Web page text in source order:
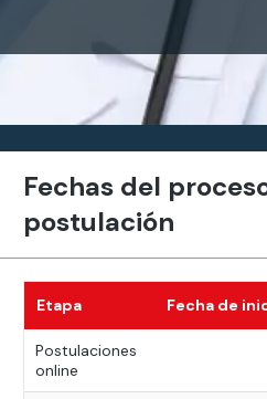
Fechas del
postulación
Etapa Fecha de
Postulaciones
online